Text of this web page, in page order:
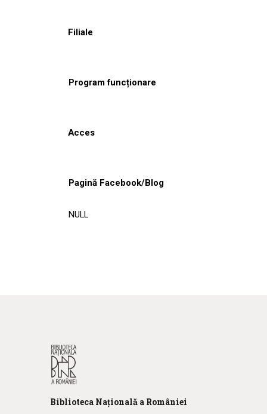
Filiale
Program funcționare
Acces
Pagină Facebook/Blog
NULL
Biblioteca Națională a României